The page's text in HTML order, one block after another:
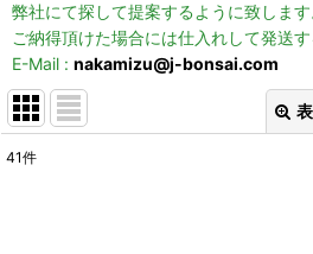
弊社にて探して提案するように致します
ご納得頂けた場合には仕入れして発送す
E-Mail : nakamizu@j-bonsai.com
41件